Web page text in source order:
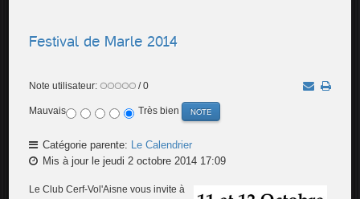
Festival de Marle 2014
Note utilisateur: / 0
Mauvais Très bien
Catégorie parente: Le Calendrier
Mis à jour le jeudi 2 octobre 2014 17:09
Le Club Cerf-Vol'Aisne vous invite à